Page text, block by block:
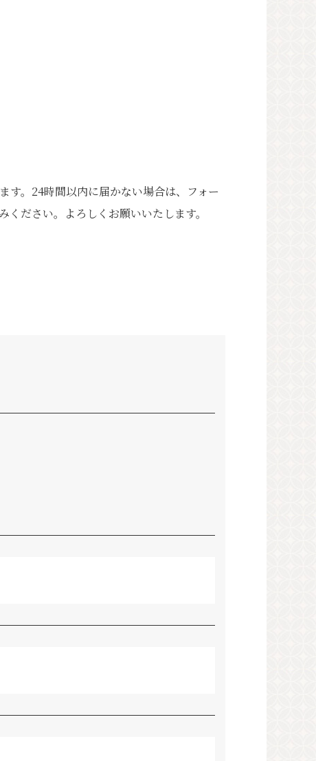
す。24時間以内に届かない場合は、フォー
ださい。よろしくお願いいたします。